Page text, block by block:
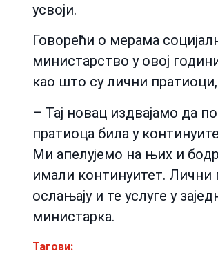
усвоји.
Говорећи о мерама
министарство у овој
као што су лични пратиоци,
– Тај новац издвајамо да
пратиоца била у
Ми апелујемо на њих и
имали континуитет.
ослањају и те услуге у
министарка.
Тагови: